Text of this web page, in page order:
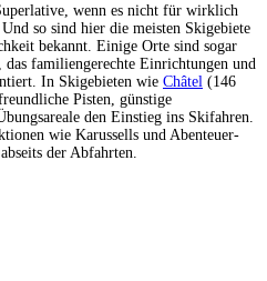
wenn es nicht für wirklich
so sind hier die meisten Skigebiete
bekannt. Einige Orte sind sogar
familiengerechte Einrichtungen und
In Skigebieten wie Châtel (146
Pisten, günstige
den Einstieg ins Skifahren.
wie Karussells und Abenteuer-
der Abfahrten.